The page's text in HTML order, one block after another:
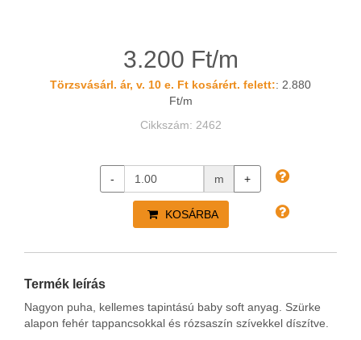
3.200 Ft/m
Törzsvásárl. ár, v. 10 e. Ft kosárért. felett:: 2.880
Ft/m
Cikkszám: 2462
- m +
KOSÁRBA
Termék leírás
Nagyon puha, kellemes tapintású baby soft anyag. Szürke
alapon fehér tappancsokkal és rózsaszín szívekkel díszítve.